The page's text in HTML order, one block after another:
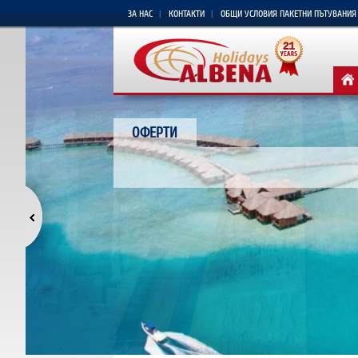
ЗА НАС КОНТАКТИ ОБЩИ УСЛОВИЯ ПАКЕТНИ ПЪТУВАНИЯ
ОФЕРТИ